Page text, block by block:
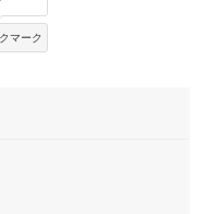
マーク